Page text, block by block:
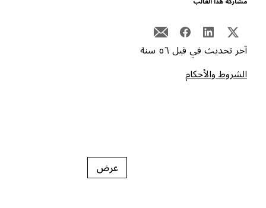
تحديث في قبل ٥٦ سنة
والأحكام
عرض